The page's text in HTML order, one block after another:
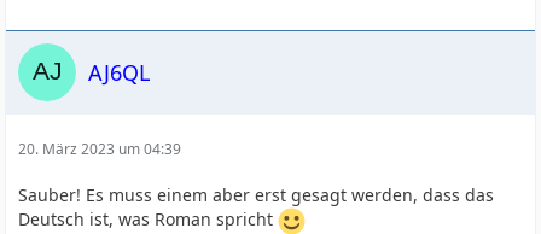
AJ6QL
20. März 2023 um 04:39
Sauber! Es muss einem aber erst gesagt werden, dass das
Deutsch ist, was Roman spricht